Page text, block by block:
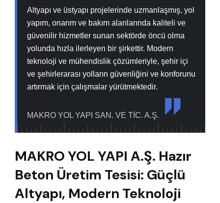
Altyapı ve üstyapı projelerinde uzmanlaşmış, yol
yapım, onarım ve bakım alanlarında kaliteli ve
güvenilir hizmetler sunan sektörde öncü olma
yolunda hızla ilerleyen bir şirkettir. Modern
teknoloji ve mühendislik çözümleriyle, şehir içi
ve şehirlerarası yolların güvenliğini ve konforunu
artırmak için çalışmalar yürütmektedir.
MAKRO YOL YAPI SAN. VE TİC. A.Ş.
MAKRO YOL YAPI A.Ş. Hazır
Beton Üretim Tesisi: Güçlü
Altyapı, Modern Teknoloji